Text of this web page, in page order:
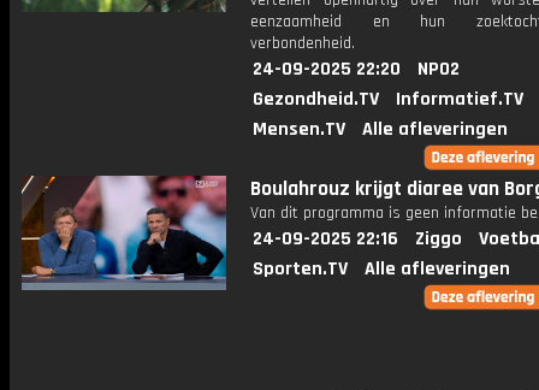
eenzaamheid en hun
verbondenheid.
24-09-2025 22:20
NPO2
Gezondheid.TV
Informatief.TV
Mensen.TV
Alle afleveringen
Boulahrouz krijgt diaree van
Van dit programma is geen informatie
24-09-2025 22:16 Ziggo
Sporten.TV
Alle afleveringen